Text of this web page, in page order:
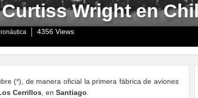
Wright en
4356 Views
(*), de manera oficial la primera fábrica de aviones
Cerrillos, en Santiago.